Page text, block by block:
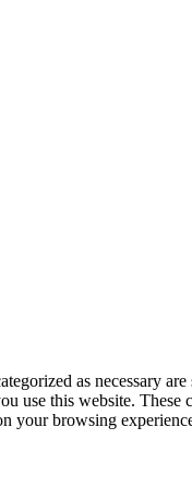
as necessary
use this website.
your browsing